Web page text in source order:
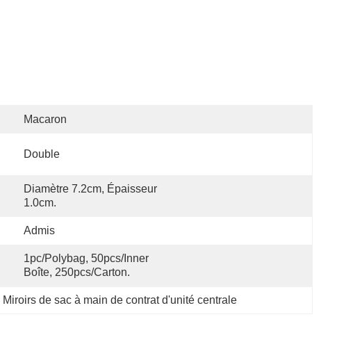
Macaron
Double
Diamètre 7.2cm, Épaisseur
1.0cm.
Admis
1pc/polybag, 50pcs/inner
Boîte, 250pcs/carton.
Miroirs de sac à main de contrat d'unité centrale